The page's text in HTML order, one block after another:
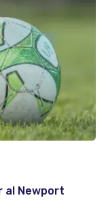
al Newport